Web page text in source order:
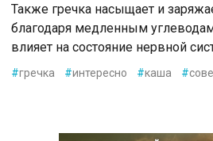
Также гречка насыщает и
благодаря медленным
влияет на состояние нервной
#гречка #интересно #каша #